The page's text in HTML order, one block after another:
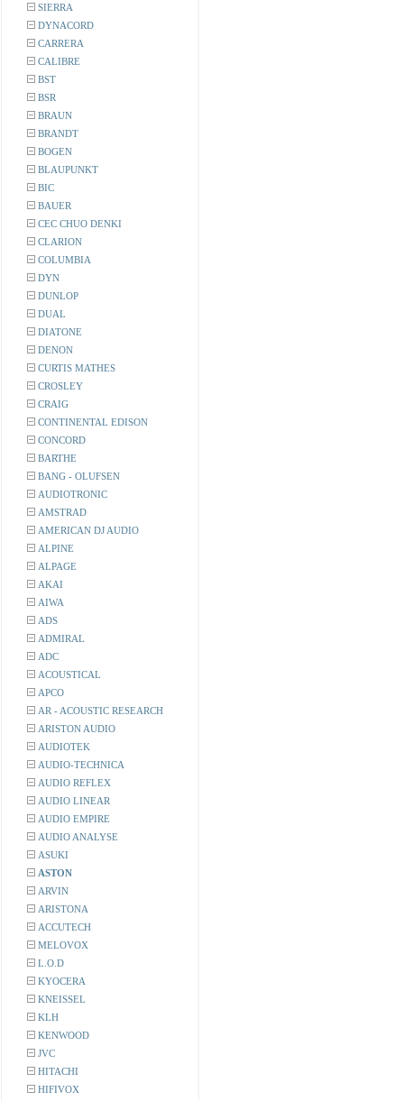
SIERRA
DYNACORD
CARRERA
CALIBRE
BST
BSR
BRAUN
BRANDT
BOGEN
BLAUPUNKT
BIC
BAUER
CEC CHUO DENKI
CLARION
COLUMBIA
DYN
DUNLOP
DUAL
DIATONE
DENON
CURTIS MATHES
CROSLEY
CRAIG
CONTINENTAL EDISON
CONCORD
BARTHE
BANG - OLUFSEN
AUDIOTRONIC
AMSTRAD
AMERICAN DJ AUDIO
ALPINE
ALPAGE
AKAI
AIWA
ADS
ADMIRAL
ADC
ACOUSTICAL
APCO
AR - ACOUSTIC RESEARCH
ARISTON AUDIO
AUDIOTEK
AUDIO-TECHNICA
AUDIO REFLEX
AUDIO LINEAR
AUDIO EMPIRE
AUDIO ANALYSE
ASUKI
ASTON
ARVIN
ARISTONA
ACCUTECH
MELOVOX
L.O.D
KYOCERA
KNEISSEL
KLH
KENWOOD
JVC
HITACHI
HIFIVOX